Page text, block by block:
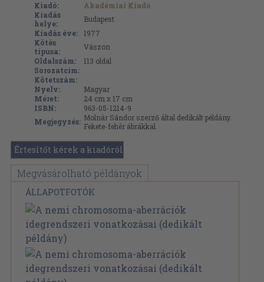
Kiadó:
Akadémiai Kiadó
Kiadás
helye:
Budapest
Kiadás éve:
1977
Kötés
típusa:
Vászon
Oldalszám:
113 oldal
Sorozatcím:
Kötetszám:
Nyelv:
Magyar
Méret:
24 cm x 17 cm
ISBN:
963-05-1214-9
Megjegyzés: Molnár Sándor szerző által dedikált példány.
Fekete-fehér ábrákkal.
Értesítőt kérek a kiadóról
Megvásárolható példányok
ÁLLAPOTFOTÓK